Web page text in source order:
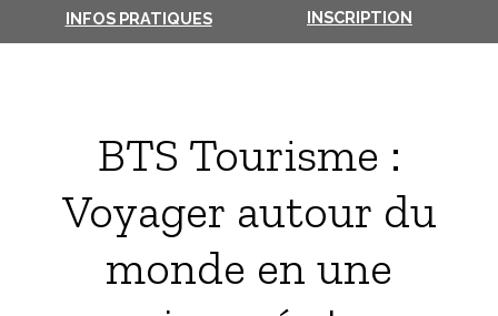
INFOS PRATIQUES INSCRIPTION
BTS Tourisme :
Voyager autour du
monde en une